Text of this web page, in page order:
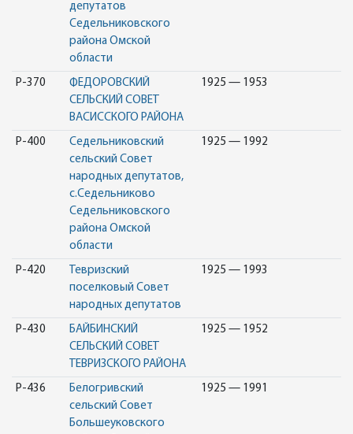
депутатов
Седельниковского
района Омской
области
Р-370
ФЕДОРОВСКИЙ
СЕЛЬСКИЙ СОВЕТ
ВАСИССКОГО РАЙОНА
1925 — 1953
Р-400
Седельниковский
сельский Совет
народных депутатов,
с.Седельниково
Седельниковского
района Омской
области
1925 — 1992
Р-420
Тевризский
поселковый Совет
народных депутатов
1925 — 1993
Р-430
БАЙБИНСКИЙ
СЕЛЬСКИЙ СОВЕТ
ТЕВРИЗСКОГО РАЙОНА
1925 — 1952
Р-436
Белогривский
сельский Совет
Большеуковского
1925 — 1991